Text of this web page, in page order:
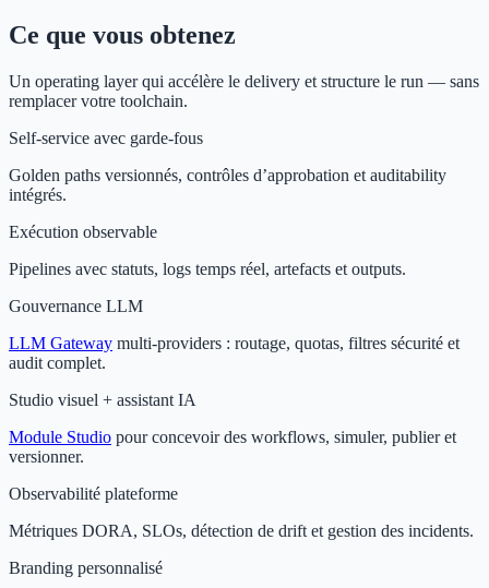
Ce que vous obtenez
Un operating layer qui accélère le delivery et structure le run — sans
remplacer votre toolchain.
Self-service avec garde‑fous
Golden paths versionnés, contrôles d’approbation et auditability
intégrés.
Exécution observable
Pipelines avec statuts, logs temps réel, artefacts et outputs.
Gouvernance LLM
LLM Gateway multi-providers : routage, quotas, filtres sécurité et
audit complet.
Studio visuel + assistant IA
Module Studio pour concevoir des workflows, simuler, publier et
versionner.
Observabilité plateforme
Métriques DORA, SLOs, détection de drift et gestion des incidents.
Branding personnalisé